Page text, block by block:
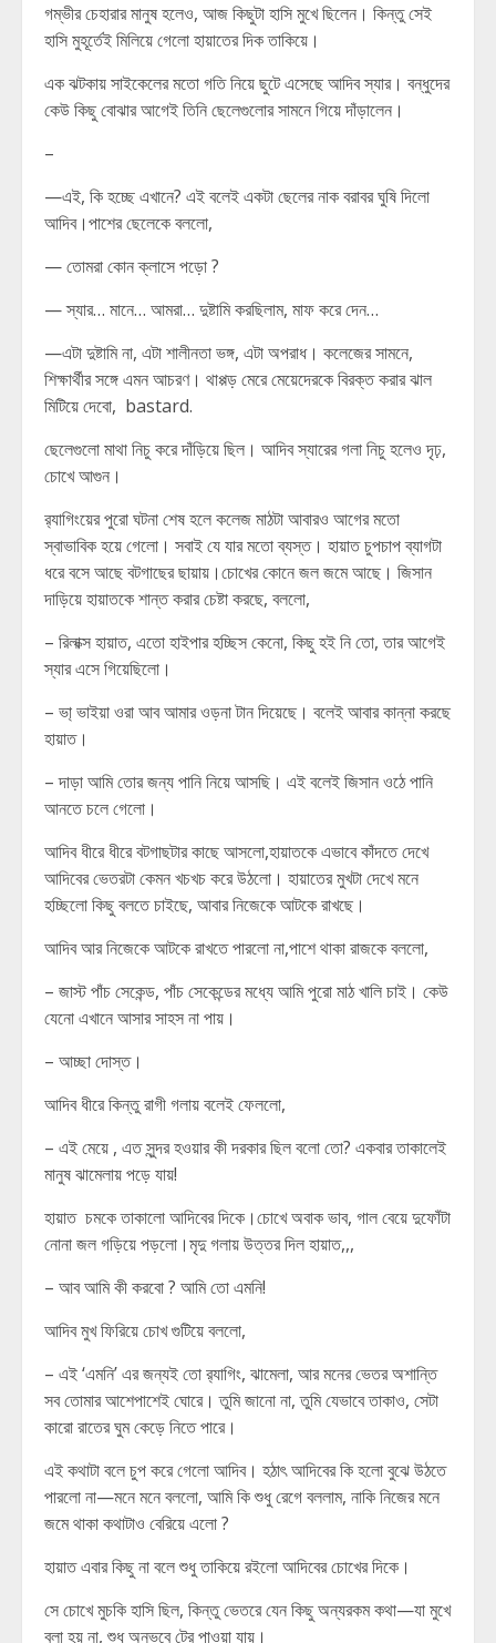
গম্ভীর চেহারার মানুষ হলেও, আজ কিছুটা হাসি মুখে ছিলেন। কিন্তু সেই
হাসি মুহূর্তেই মিলিয়ে গেলো হায়াতের দিক তাকিয়ে।
এক ঝটকায় সাইকেলের মতো গতি নিয়ে ছুটে এসেছে আদিব স্যার। বন্ধুদের
কেউ কিছু বোঝার আগেই তিনি ছেলেগুলোর সামনে গিয়ে দাঁড়ালেন।
–
—এই, কি হচ্ছে এখানে? এই বলেই একটা ছেলের নাক বরাবর ঘুষি দিলো
আদিব।পাশের ছেলেকে বললো,
— তোমরা কোন ক্লাসে পড়ো ?
— স্যার… মানে… আমরা… দুষ্টামি করছিলাম, মাফ করে দেন…
—এটা দুষ্টামি না, এটা শালীনতা ভঙ্গ, এটা অপরাধ। কলেজের সামনে,
শিক্ষার্থীর সঙ্গে এমন আচরণ। থাপ্পড় মেরে মেয়েদেরকে বিরক্ত করার ঝাল
মিটিয়ে দেবো, bastard.
ছেলেগুলো মাথা নিচু করে দাঁড়িয়ে ছিল। আদিব স্যারের গলা নিচু হলেও দৃঢ়,
চোখে আগুন।
র‍্যাগিংয়ের পুরো ঘটনা শেষ হলে কলেজ মাঠটা আবারও আগের মতো
স্বাভাবিক হয়ে গেলো। সবাই যে যার মতো ব্যস্ত। হায়াত চুপচাপ ব্যাগটা
ধরে বসে আছে বটগাছের ছায়ায়।চোখের কোনে জল জমে আছে। জিসান
দাড়িয়ে হায়াতকে শান্ত করার চেষ্টা করছে, বললো,
– রিলাক্স হায়াত, এতো হাইপার হচ্ছিস কেনো, কিছু হই নি তো, তার আগেই
স্যার এসে গিয়েছিলো।
– ভা্ ভাইয়া ওরা আব আমার ওড়না টান দিয়েছে। বলেই আবার কান্না করছে
হায়াত।
– দাড়া আমি তোর জন্য পানি নিয়ে আসছি। এই বলেই জিসান ওঠে পানি
আনতে চলে গেলো।
আদিব ধীরে ধীরে বটগাছটার কাছে আসলো,হায়াতকে এভাবে কাঁদতে দেখে
আদিবের ভেতরটা কেমন খচখচ করে উঠলো। হায়াতের মুখটা দেখে মনে
হচ্ছিলো কিছু বলতে চাইছে, আবার নিজেকে আটকে রাখছে।
আদিব আর নিজেকে আটকে রাখতে পারলো না,পাশে থাকা রাজকে বললো,
– জাস্ট পাঁচ সেকেন্ড, পাঁচ সেকেন্ডের মধ্যে আমি পুরো মাঠ খালি চাই। কেউ
যেনো এখানে আসার সাহস না পায়।
– আচ্ছা দোস্ত।
আদিব ধীরে কিন্তু রাগী গলায় বলেই ফেললো,
– এই মেয়ে , এত সুন্দর হওয়ার কী দরকার ছিল বলো তো? একবার তাকালেই
মানুষ ঝামেলায় পড়ে যায়!
হায়াত চমকে তাকালো আদিবের দিকে।চোখে অবাক ভাব, গাল বেয়ে দুফোঁটা
নোনা জল গড়িয়ে পড়লো।মৃদু গলায় উত্তর দিল হায়াত,,,
– আব আমি কী করবো ? আমি তো এমনি!
আদিব মুখ ফিরিয়ে চোখ গুটিয়ে বললো,
– এই ‘এমনি’ এর জন্যই তো র‍্যাগিং, ঝামেলা, আর মনের ভেতর অশান্তি
সব তোমার আশেপাশেই ঘোরে। তুমি জানো না, তুমি যেভাবে তাকাও, সেটা
কারো রাতের ঘুম কেড়ে নিতে পারে।
এই কথাটা বলে চুপ করে গেলো আদিব। হঠাৎ আদিবের কি হলো বুঝে উঠতে
পারলো না—মনে মনে বললো, আমি কি শুধু রেগে বললাম, নাকি নিজের মনে
জমে থাকা কথাটাও বেরিয়ে এলো ?
হায়াত এবার কিছু না বলে শুধু তাকিয়ে রইলো আদিবের চোখের দিকে।
সে চোখে মুচকি হাসি ছিল, কিন্তু ভেতরে যেন কিছু অন্যরকম কথা—যা মুখে
বলা হয় না, শুধু অনুভবে টের পাওয়া যায়।